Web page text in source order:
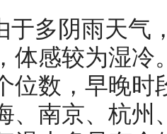
于多阴雨天气
体感较为湿冷
位数，早晚时
、南京、杭州